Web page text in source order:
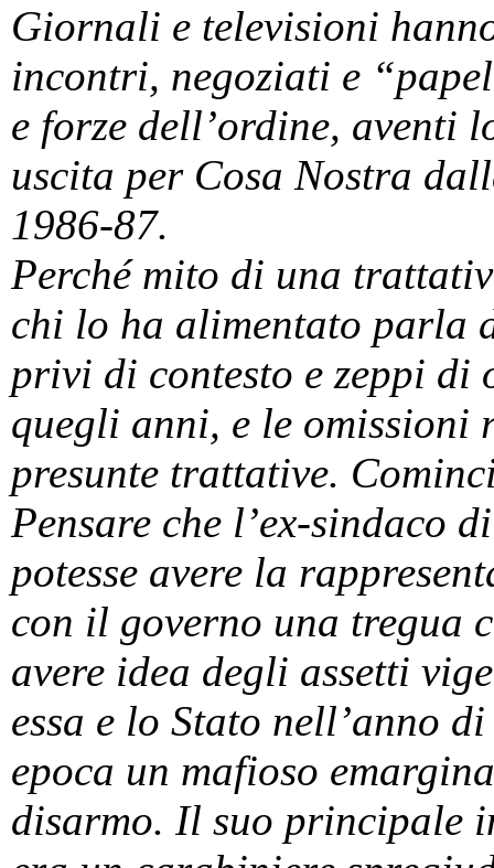
Giornali e televisioni
incontri, negoziati e
e forze dell’ordine, aventi
uscita per Cosa Nostra
1986-87.
Perché mito di una
chi lo ha alimentato parla
privi di contesto e zeppi di
quegli anni, e le
presunte trattative.
Pensare che l’ex-sindaco
potesse avere la
con il governo una tregua
avere idea degli assetti
essa e lo Stato nell’anno
epoca un mafioso
disarmo. Il suo principale